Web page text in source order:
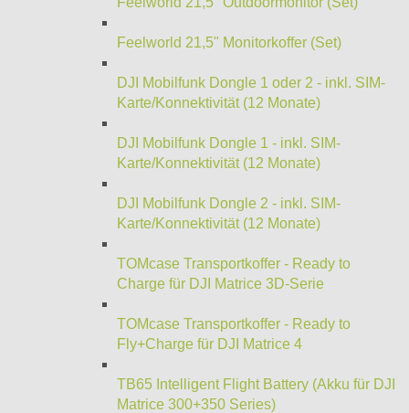
Feelworld 21,5" Monitorkoffer (Set)
DJI Mobilfunk Dongle 1 oder 2 - inkl. SIM-
Karte/Konnektivität (12 Monate)
DJI Mobilfunk Dongle 1 - inkl. SIM-
Karte/Konnektivität (12 Monate)
DJI Mobilfunk Dongle 2 - inkl. SIM-
Karte/Konnektivität (12 Monate)
TOMcase Transportkoffer - Ready to
Charge für DJI Matrice 3D-Serie
TOMcase Transportkoffer - Ready to
Fly+Charge für DJI Matrice 4
TB65 Intelligent Flight Battery (Akku für DJI
Matrice 300+350 Series)